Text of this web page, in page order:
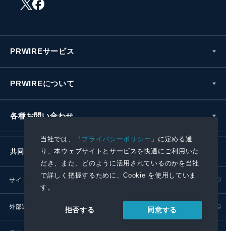
当社では、「プライバシーポリシー 」に定める通
り、本ウェブサイトとサービスを快適にご利用いた
だき、また、どのように活用されているのかを当社
で詳しく把握するために、Cookie を使用していま
す。
拒否する 同意する
PRWIREサービス
PRWIREについて
各種お問い合わせ
共同通信社グループ
サイトポリシー プライバシーポリシー
外部送信ポリシー プレスリリース取扱基準